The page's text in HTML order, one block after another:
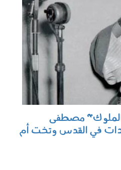
مصطفى
في القدس وتخت أم